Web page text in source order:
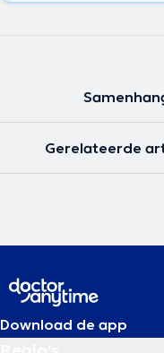
Gerelateerde
Download de app